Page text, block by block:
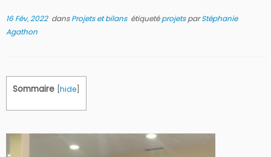
16 Fév, 2022dansProjets et bilans étiquetéprojetsparStéphanie
Agathon
Sommaire hide